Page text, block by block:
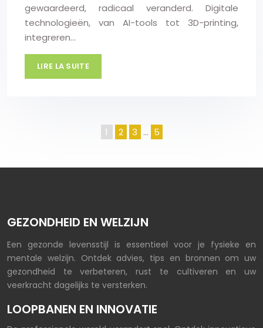
gewaardeerd, radicaal veranderd. Digitale
technologieën, van AI-tools tot 3D-printing,
integreren…
LIRE LA SUITE
1 2 3 … 5
GEZONDHEID EN WELZIJN
Een gezonde levensstijl is essentieel voor je fysieke en
mentale welzijn. Ontdek advies, tips en bronnen om uw
gezondheid te verbeteren, rust te cultiveren en uw
veerkracht dagelijks te versterken.
LOOPBANEN EN INNOVATIE